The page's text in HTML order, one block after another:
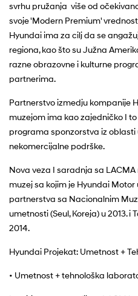
svrhu pružanja više od
svoje 'Modern Premium'
Hyundai ima za cilj da se
regiona, kao što su Južna
razne obrazovne i kulturne
partnerima.
Partnerstvo izmedju kompanije
muzejom ima kao zajedničko I
programa sponzorstva iz
nekomercijalne podrške.
Nova veza I saradnja sa
muzej sa kojim je Hyundai
partnerstva sa Nacionalnim
umetnosti (Seul, Koreja) u 2013. i
2014.
Hyundai Projekat: Umetnost +
• Umetnost + tehnološka